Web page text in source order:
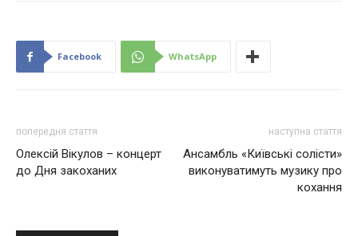
Facebook WhatsApp
попередня стаття
Олексій Вікулов – концерт
до Дня закоханих
наступна стаття
Ансамбль «Київські солісти»
виконуватимуть музику про
кохання